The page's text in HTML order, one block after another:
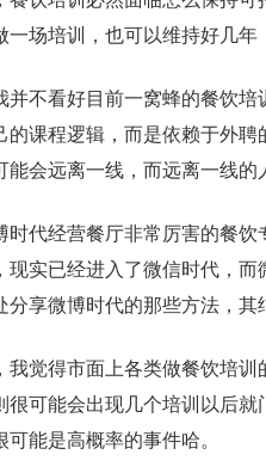
一场培训，也可以维持好几年
并不看好目前一窝蜂的餐饮
的课程逻辑，而是依赖于外
能会远离一线，而远离一线
时代经营餐厅非常厉害的餐
现实已经进入了微信时代，
分享微博时代的那些方法，其
我觉得市面上各类做餐饮培
很可能会出现几个培训以后
能是高概率的事件哈。